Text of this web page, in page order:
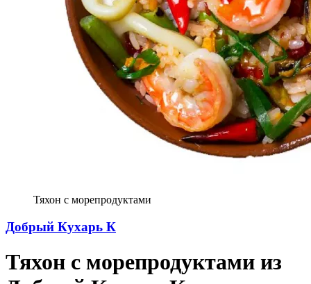
Тяхон с морепродуктами
Добрый Кухарь К
Тяхон с морепродуктами из